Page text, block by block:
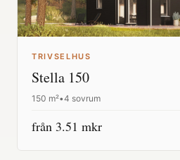
TRIVSELHUS
Stella 150
150 m²•4 sovrum
från 3.51 mkr